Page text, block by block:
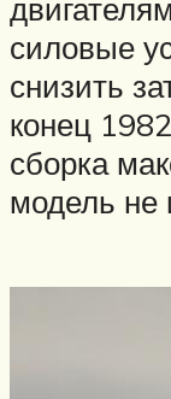
силовые
снизить
конец
сборка
модель не